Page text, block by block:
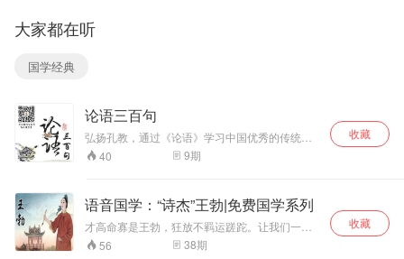
月，在你我的每一
个不眠之夜，洒下
浸润灵魂的光。 2.
每期一首诗，与你
受。 3. 带给你美
的享受与心灵的治
愈。
郁不得志之前受到
过楚国国君的重
用，一身仙气的李
杜甫也有会当凌绝
顶的意气风发时。
大家都在听
国学经典
论语三百句
弘扬孔教，通过《论语》学习中国优秀的传统文
化。40 9期
收藏
语音国学：“诗杰”王勃|免费国学系列
才高命寡是王勃，狂放不羁运蹉跎。让我们一起
来了解“神童”王勃的身世，了解他的生前身后之
事！
56 38期
收藏